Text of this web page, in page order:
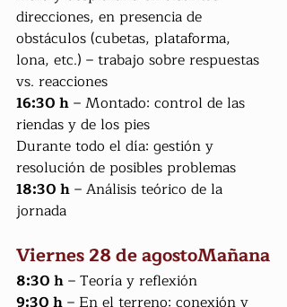
direcciones, en presencia de
obstáculos (cubetas, plataforma,
lona, etc.) – trabajo sobre respuestas
vs. reacciones
16:30 h – Montado: control de las
riendas y de los pies
Durante todo el día: gestión y
resolución de posibles problemas
18:30 h – Análisis teórico de la
jornada
Viernes 28 de agostoMañana
8:30 h – Teoría y reflexión